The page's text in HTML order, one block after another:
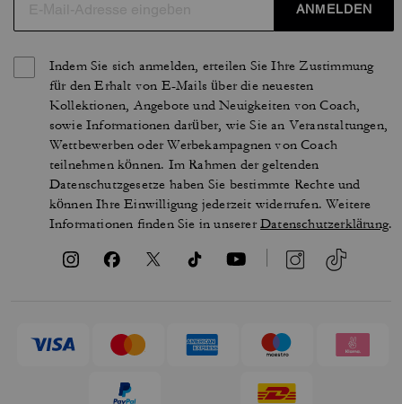
ANMELDEN
Indem Sie sich anmelden, erteilen Sie Ihre Zustimmung
für den Erhalt von E-Mails über die neuesten
Kollektionen, Angebote und Neuigkeiten von Coach,
sowie Informationen darüber, wie Sie an Veranstaltungen,
Wettbewerben oder Werbekampagnen von Coach
teilnehmen können. Im Rahmen der geltenden
Datenschutzgesetze haben Sie bestimmte Rechte und
können Ihre Einwilligung jederzeit widerrufen. Weitere
Informationen finden Sie in unsererDatenschutzerklärung.